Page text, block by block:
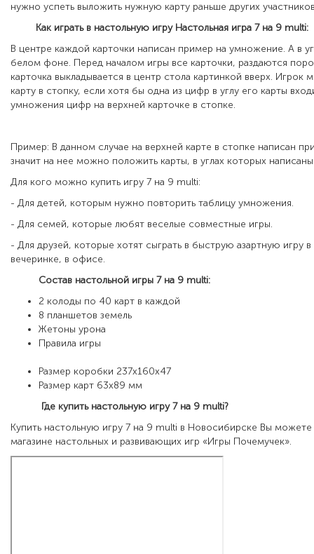
нужно успеть выложить нужную карту раньше других
Как играть в настольную игру Настольная игра 7 на 9 multi:
В центре каждой карточки написан пример на умножение. А в
белом фоне. Перед началом игры все карточки, раздаются
карточка выкладывается в центр стола картинкой вверх. Игрок
карту в стопку, если хотя бы одна из цифр в углу его карты
умножения цифр на верхней карточке в стопке.
Пример: В данном случае на верхней карте в стопке написан
значит на нее можно положить карты, в углах которых
Для кого можно купить игру 7 на 9 multi:
- Для детей, которым нужно повторить таблицу умножения.
- Для семей, которые любят веселые совместные игры.
- Для друзей, которые хотят сыграть в быструю азартную игру
вечеринке, в офисе.
Состав настольной игры 7 на 9 multi:
2 колоды по 40 карт в каждой
8 планшетов земель
Жетоны урона
Правила игры
Размер коробки 237х160х47
Размер карт 63х89 мм
Где купить настольную игру 7 на 9 multi?
Купить настольную игру 7 на 9 multi в Новосибирске Вы можете
магазине настольных и развивающих игр «Игры Почемучек».